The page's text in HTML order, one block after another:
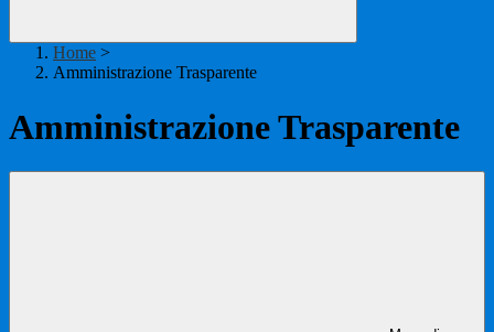
Home >
Amministrazione Trasparente
Amministrazione Trasparente